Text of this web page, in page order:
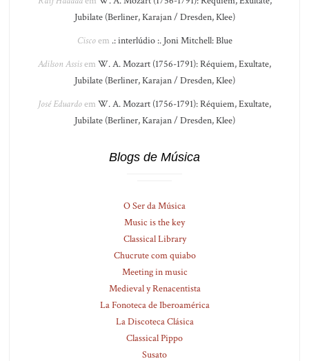
Jubilate (Berliner, Karajan / Dresden, Klee)
Ciscoem .: interlúdio :. Joni Mitchell: Blue
Adilson Assisem W. A. Mozart (1756-1791): Réquiem, Exultate,
Jubilate (Berliner, Karajan / Dresden, Klee)
José Eduardoem W. A. Mozart (1756-1791): Réquiem, Exultate,
Jubilate (Berliner, Karajan / Dresden, Klee)
Blogs de Música
O Ser da Música
Music is the key
Classical Library
Chucrute com quiabo
Meeting in music
Medieval y Renacentista
La Fonoteca de Iberoamérica
La Discoteca Clásica
Classical Pippo
Susato